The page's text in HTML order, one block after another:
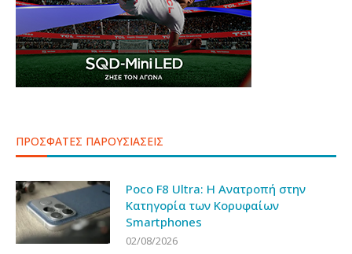
ΠΡΟΣΦΑΤΕΣ ΠΑΡΟΥΣΙΑΣΕΙΣ
Poco F8 Ultra: Η Ανατροπή στην
Κατηγορία των Κορυφαίων
Smartphones
02/08/2026